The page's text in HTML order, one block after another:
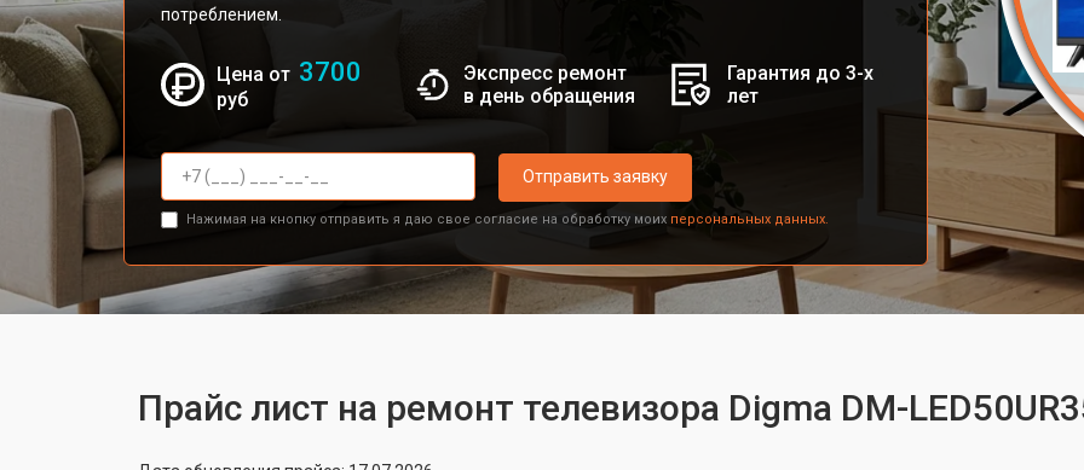
потреблением.
Цена от 3700
руб
Экспресс ремонт
в день обращения
Гарантия до 3-х
лет
Отправить заявку
Нажимая на кнопку отправить я даю свое согласие на обработку моих персональных данных.
Прайс лист на ремонт телевизора Digma DM-